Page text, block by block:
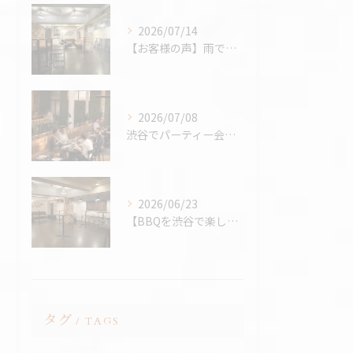
2026/07/14
【お客様の声】雨でも最高のBBQに。「外より楽しかった！」と嬉しいお声をいただきました
2026/07/08
渋谷でパーティー会場を探すコツ完全版｜パーティープランナー歴24年の筆者が解説
2026/06/23
【BBQを渋谷で楽しむなら、熱中症対策万全の室内BBQ！貸切...
タグ TAGS